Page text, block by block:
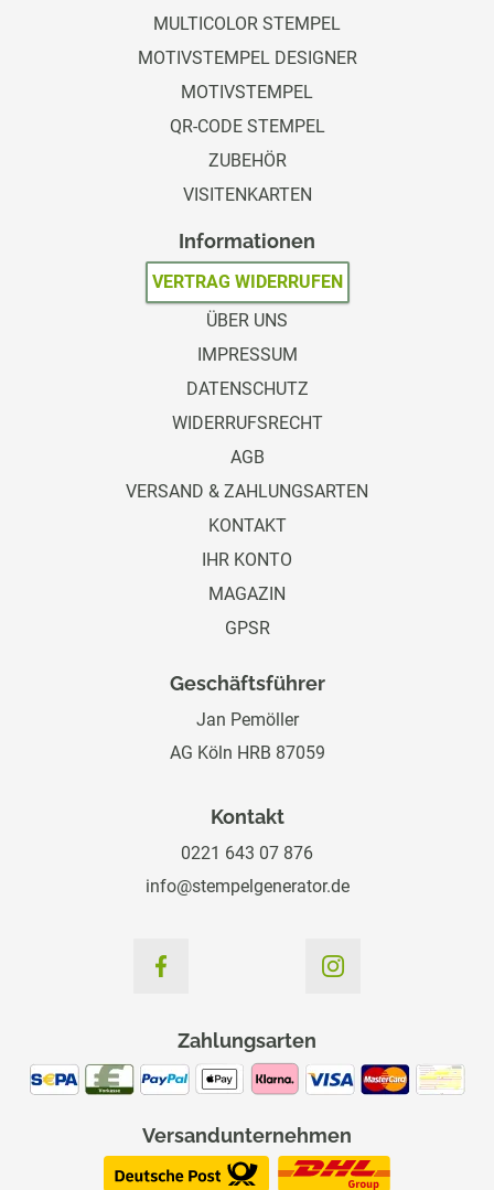
MULTICOLOR STEMPEL
MOTIVSTEMPEL DESIGNER
MOTIVSTEMPEL
QR-CODE STEMPEL
ZUBEHÖR
VISITENKARTEN
Informationen
VERTRAG WIDERRUFEN
ÜBER UNS
IMPRESSUM
DATENSCHUTZ
WIDERRUFSRECHT
AGB
VERSAND & ZAHLUNGSARTEN
KONTAKT
IHR KONTO
MAGAZIN
GPSR
Geschäftsführer
Jan Pemöller
AG Köln HRB 87059
Kontakt
0221 643 07 876
info@stempelgenerator.de
Zahlungsarten
Versandunternehmen